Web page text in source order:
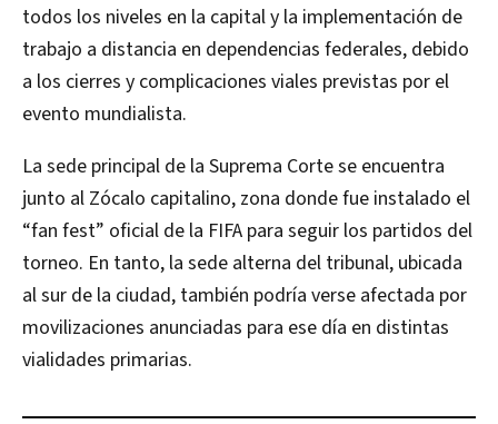
todos los niveles en la capital y la implementación de
trabajo a distancia en dependencias federales, debido
a los cierres y complicaciones viales previstas por el
evento mundialista.
La sede principal de la Suprema Corte se encuentra
junto al Zócalo capitalino, zona donde fue instalado el
“fan fest” oficial de la FIFA para seguir los partidos del
torneo. En tanto, la sede alterna del tribunal, ubicada
al sur de la ciudad, también podría verse afectada por
movilizaciones anunciadas para ese día en distintas
vialidades primarias.